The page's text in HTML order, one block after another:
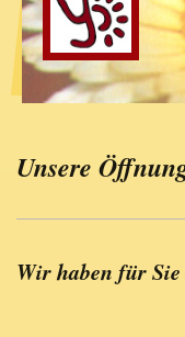
Unsere
Wir haben für Sie